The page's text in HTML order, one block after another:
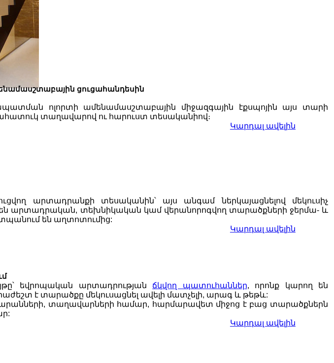
ցուցահանդեսին
ոլորտի ամենամասշտաբային միջազգային էքսպոյին այս տարի
տաղավարով ու հարուստ տեսականիով։
Կարդալ ավելին
արտադրանքի տեսականին՝ այս անգամ ներկայացնելով մեկուսիչ
են արտադրական, տեխնիկական կամ վերանորոգվող տարածքների ջերմա- և
են աղտոտումից:
Կարդալ ավելին
եվրոպական արտադրության ճկվող պատուհաններ, որոնք կարող են
է տարածքը մեկուսացնել ավելի մատչելի, արագ և թեթև:
տաղավարների համար, հարմարավետ միջոց է բաց տարածքներն
Կարդալ ավելին